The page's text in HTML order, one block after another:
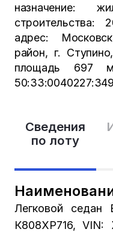
Сведения
по лоту
Легковой седан
К808ХР716, VIN:
назначение:
строительства:
адрес:
район, г.
площадь 697